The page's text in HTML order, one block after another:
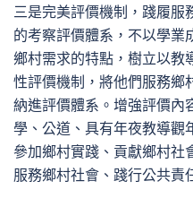
三是完美評價機制，踐履服
的考察評價體系，不以學業
鄉村需求的特點，樹立以教
性評價機制，將他們服務鄉
納進評價體系。增強評價內
學、公道、具有年夜教導觀
參加鄉村實踐、貢獻鄉村社
服務鄉村社會、踐行公共責